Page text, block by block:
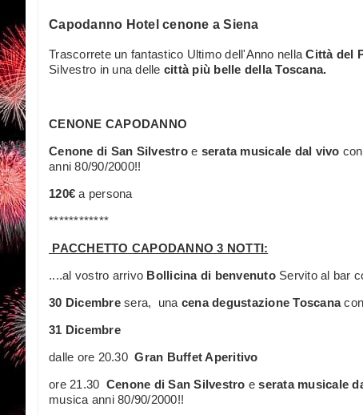
Capodanno Hotel cenone a Siena
Trascorrete un fantastico Ultimo dell'Anno nella Città del
Silvestro in una delle città più belle della Toscana.
CENONE CAPODANNO
Cenone di San Silvestroe serata musicale dal vivo
anni 80/90/2000!!
120€ a persona
************
PACCHETTO CAPODANNO 3 NOTTI:
....al vostro arrivo Bollicina di benvenutoServito al bar
30 Dicembresera, una cena degustazione Toscanacon
31 Dicembre
dalle ore 20.30Gran Buffet Aperitivo
ore 21.30 Cenone di San Silvestro eserata musicale
musica anni 80/90/2000!!